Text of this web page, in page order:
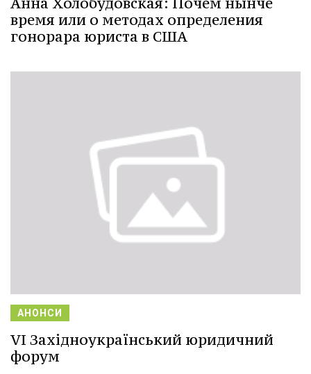
время или о методах определения
гонорара юриста в США
АНОНСИ
VІ Західноукраїнський юридичний
форум